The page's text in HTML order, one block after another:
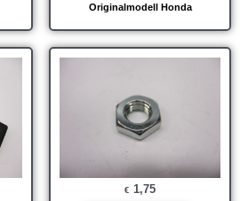
Originalmodell Honda
€ 1,75